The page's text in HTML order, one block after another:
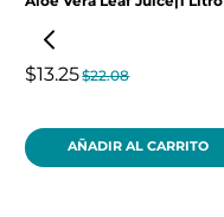
$13.25$22.08
AÑADIR AL CARRITO